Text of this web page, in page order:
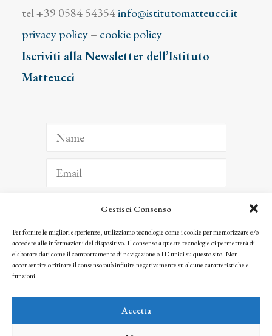
Gestisci Consenso
Per fornire le migliori esperienze, utilizziamo tecnologie come i cookie per memorizzare e/o
accedere alle informazioni del dispositivo. Il consenso a queste tecnologie ci permetterà di
elaborare dati come il comportamento di navigazione o ID unici su questo sito. Non
acconsentire o ritirare il consenso può influire negativamente su alcune caratteristiche e
funzioni.
Accetta
tel +39 0584 54354info@istitutomatteucci.it
privacy policy– cookie policy
Iscriviti alla Newsletter dell’Istituto
Matteucci
ISCRIVITI
Facendo clic per iscriverti, riconosci che le tue informazioni saranno trattate
seguendo la nostra Privacy Policy
© 2025 Istituto Matteucci. All right reserved
l’autorizzazione scritta dei proprietari dei diritti e dell’Istituto Matteucci